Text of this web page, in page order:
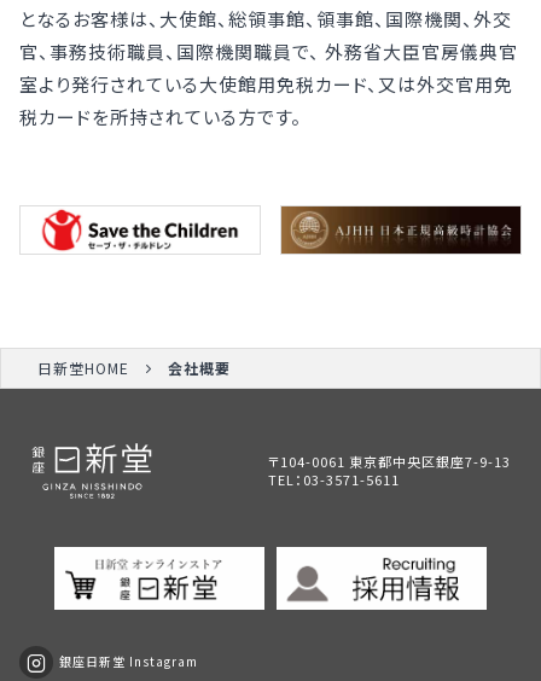
となるお客様は、大使館、総領事館、領事館、国際機関、外交
官、事務技術職員、国際機関職員で、 外務省大臣官房儀典官
室より発行されている大使館用免税カード、又は外交官用免
税カードを所持されている方です。
日新堂HOME 会社概要
〒104-0061 東京都中央区銀座7-9-13
TEL： 03-3571-5611
銀座日新堂 Instagram